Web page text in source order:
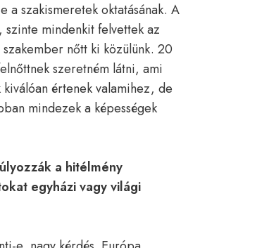
a szakismeretek oktatásának. A
mindenkit felvettek az
nőtt ki közülünk. 20
szeretném látni, ami
értenek valamihez, de
mindezek a képességek
a hitélmény
egyházi vagy világi